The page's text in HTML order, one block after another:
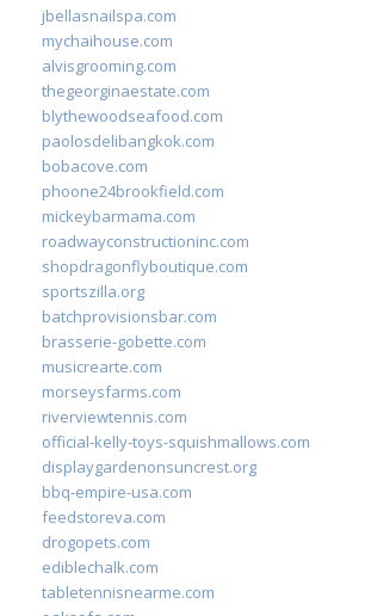
jbellasnailspa.com
mychaihouse.com
alvisgrooming.com
thegeorginaestate.com
blythewoodseafood.com
paolosdelibangkok.com
bobacove.com
phoone24brookfield.com
mickeybarmama.com
roadwayconstructioninc.com
shopdragonflyboutique.com
sportszilla.org
batchprovisionsbar.com
brasserie-gobette.com
musicrearte.com
morseysfarms.com
riverviewtennis.com
official-kelly-toys-squishmallows.com
displaygardenonsuncrest.org
bbq-empire-usa.com
feedstoreva.com
drogopets.com
ediblechalk.com
tabletennisnearme.com